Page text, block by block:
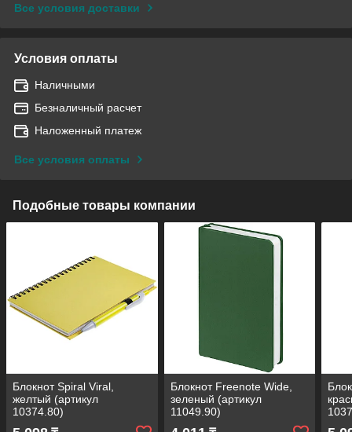
Все условия доставки
Условия оплаты
Наличными
Безналичный расчет
Наложенный платеж
Все условия оплаты
Подобные товары компании
Блокнот Spiral Viral,
желтый (артикул
10374.80)
Блокнот Freenote Wide,
зеленый (артикул
11049.90)